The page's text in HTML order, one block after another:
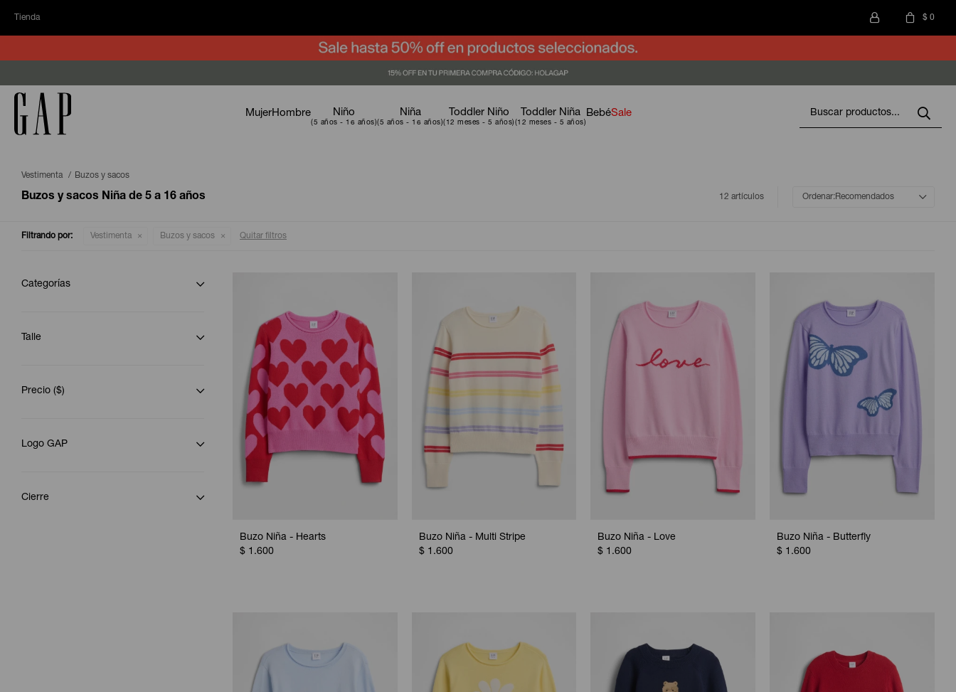
Tienda $ 0
MujerHombre Niño Niña Toddler Niño Toddler Niña BebéSale
Vestimenta Buzos y sacos
Buzos y sacos Niña de 5 a 16 años 12 artículos Recomendados
Filtrando por: Vestimenta Buzos y sacos Quitar filtros
Buzo Niña - Hearts
$ 1.600
Buzo Niña - Multi Stripe
$ 1.600
Buzo Niña - Love
$ 1.600
Buzo Niña - Butterfly
$ 1.600
Categorías
Talle
Precio ($)
Logo GAP
Cierre